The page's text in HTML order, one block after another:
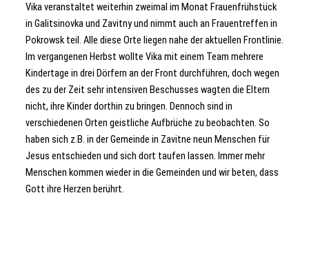
Vika veranstaltet weiterhin zweimal im Monat Frauenfrühstück
in Galitsinovka und Zavitny und nimmt auch an Frauentreffen in
Pokrowsk teil. Alle diese Orte liegen nahe der aktuellen Frontlinie.
Im vergangenen Herbst wollte Vika mit einem Team mehrere
Kindertage in drei Dörfern an der Front durchführen, doch wegen
des zu der Zeit sehr intensiven Beschusses wagten die Eltern
nicht, ihre Kinder dorthin zu bringen. Dennoch sind in
verschiedenen Orten geistliche Aufbrüche zu beobachten. So
haben sich z.B. in der Gemeinde in Zavitne neun Menschen für
Jesus entschieden und sich dort taufen lassen. Immer mehr
Menschen kommen wieder in die Gemeinden und wir beten, dass
Gott ihre Herzen berührt.